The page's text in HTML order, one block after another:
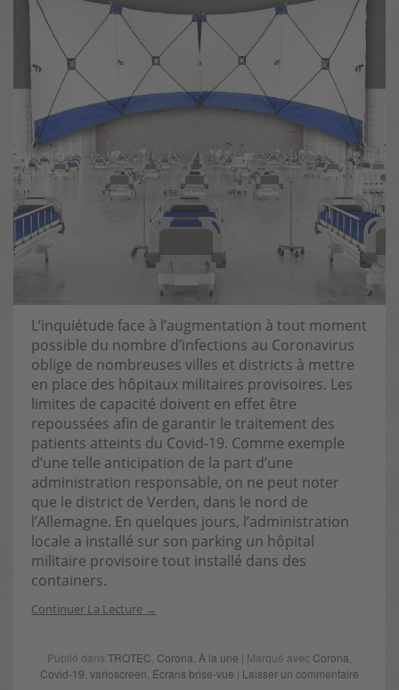
L’inquiétude face à l’augmentation à tout moment
possible du nombre d’infections au Coronavirus
oblige de nombreuses villes et districts à mettre
en place des hôpitaux militaires provisoires. Les
limites de capacité doivent en effet être
repoussées afin de garantir le traitement des
patients atteints du Covid-19. Comme exemple
d’une telle anticipation de la part d’une
administration responsable, on ne peut noter
que le district de Verden, dans le nord de
l’Allemagne. En quelques jours, l’administration
locale a installé sur son parking un hôpital
militaire provisoire tout installé dans des
containers.
Continuer La Lecture
Publié dans TROTEC Corona À la une | Marqué avec Corona
Covid-19 varioscreen Écrans brise-vue | Laisser un commentaire